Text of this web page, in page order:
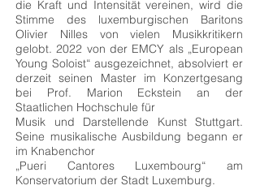
die Kraft und Intensität vereinen, wird die
Stimme des luxemburgischen Baritons
Olivier Nilles von vielen Musikkritikern
gelobt. 2022 von der EMCY als „European
Young Soloist“ ausgezeichnet, absolviert er
derzeit seinen Master im Konzertgesang
bei Prof. Marion Eckstein an der
Staatlichen Hochschule für
Musik und Darstellende Kunst Stuttgart.
Seine musikalische Ausbildung begann er
im Knabenchor
„Pueri Cantores Luxembourg“ am
Konservatorium der Stadt Luxemburg.